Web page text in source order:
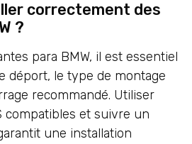
correctement des
?
para BMW, il est essentiel
déport, le type de montage
recommandé. Utiliser
compatibles et suivre un
une installation